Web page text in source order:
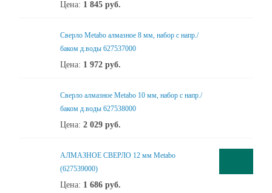
Цена: 1 845 руб.
Сверло Metabo алмазное 8 мм, набор с напр./
баком д.воды 627537000
Цена: 1 972 руб.
Сверло алмазное Metabo 10 мм, набор с напр./
баком д.воды 627538000
Цена: 2 029 руб.
АЛМАЗНОЕ СВЕРЛО 12 мм Metabo
(627539000)
Цена: 1 686 руб.